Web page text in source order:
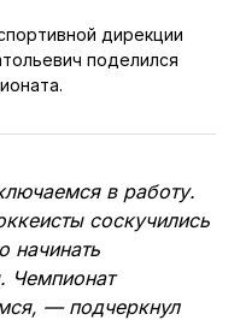
дирекции
поделился
в работу.
соскучились
начинать
Чемпионат
— подчеркнул